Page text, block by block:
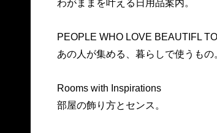
わがままを叶える日用品案内。
PEOPLE WHO LOVE BEAUTIFL
あの人が集める、暮らしで使うもの
Rooms with Inspirations
部屋の飾り方とセンス。